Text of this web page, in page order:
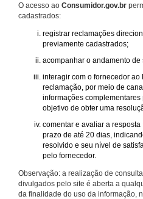
O acesso ao Consumidor.gov.br
cadastrados:
registrar reclamações
previamente cadastrados;
acompanhar o andamento de
interagir com o fornecedor
reclamação, por meio de
informações
objetivo de obter uma
comentar e avaliar a
prazo de até 20 dias,
resolvido e seu nível de
pelo fornecedor.
Observação: a realização de
divulgados pelo site é aberta a
da finalidade do uso da informação,